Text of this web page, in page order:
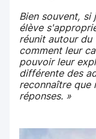
Bien souvent, si
élève
réunit autour du
comment leur
pouvoir leur
différente des
reconnaître que
réponses. »